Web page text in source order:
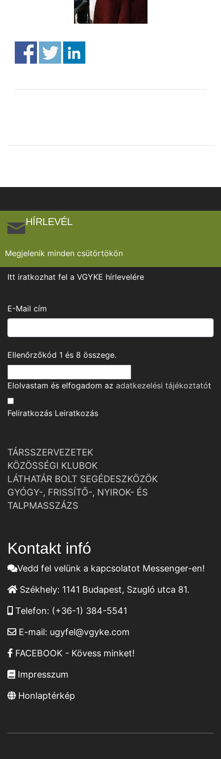
HÍRLEVÉL
Megjelenik minden csütörtökön
Itt iratkozhat fel a VGYKE hírlevelére
E-Mail cím
Ellenőrzőkód 1 és 8 összege.
Elolvastam és elfogadom az adatkezelési tájékoztatót
Feliratkozás Leiratkozás
TÁRSSZERVEZETEK
KÖZÖSSÉGI KLUBOK
LÁTHATÁR BOLT SEGÉDESZKÖZÖK
GYÓGY-, FRISSÍTŐ-, NYIROK- ÉS
TALPMASSZÁZS
Kontakt infó
Vedd fel velünk a kapcsolatot Messenger-en!
Székhely: 1141 Budapest, Szugló utca 81.
Telefon: (+36-1) 384-5541
E-mail: ugyfel@vgyke.com
FACEBOOK - Kövess minket!
Impresszum
Honlaptérkép